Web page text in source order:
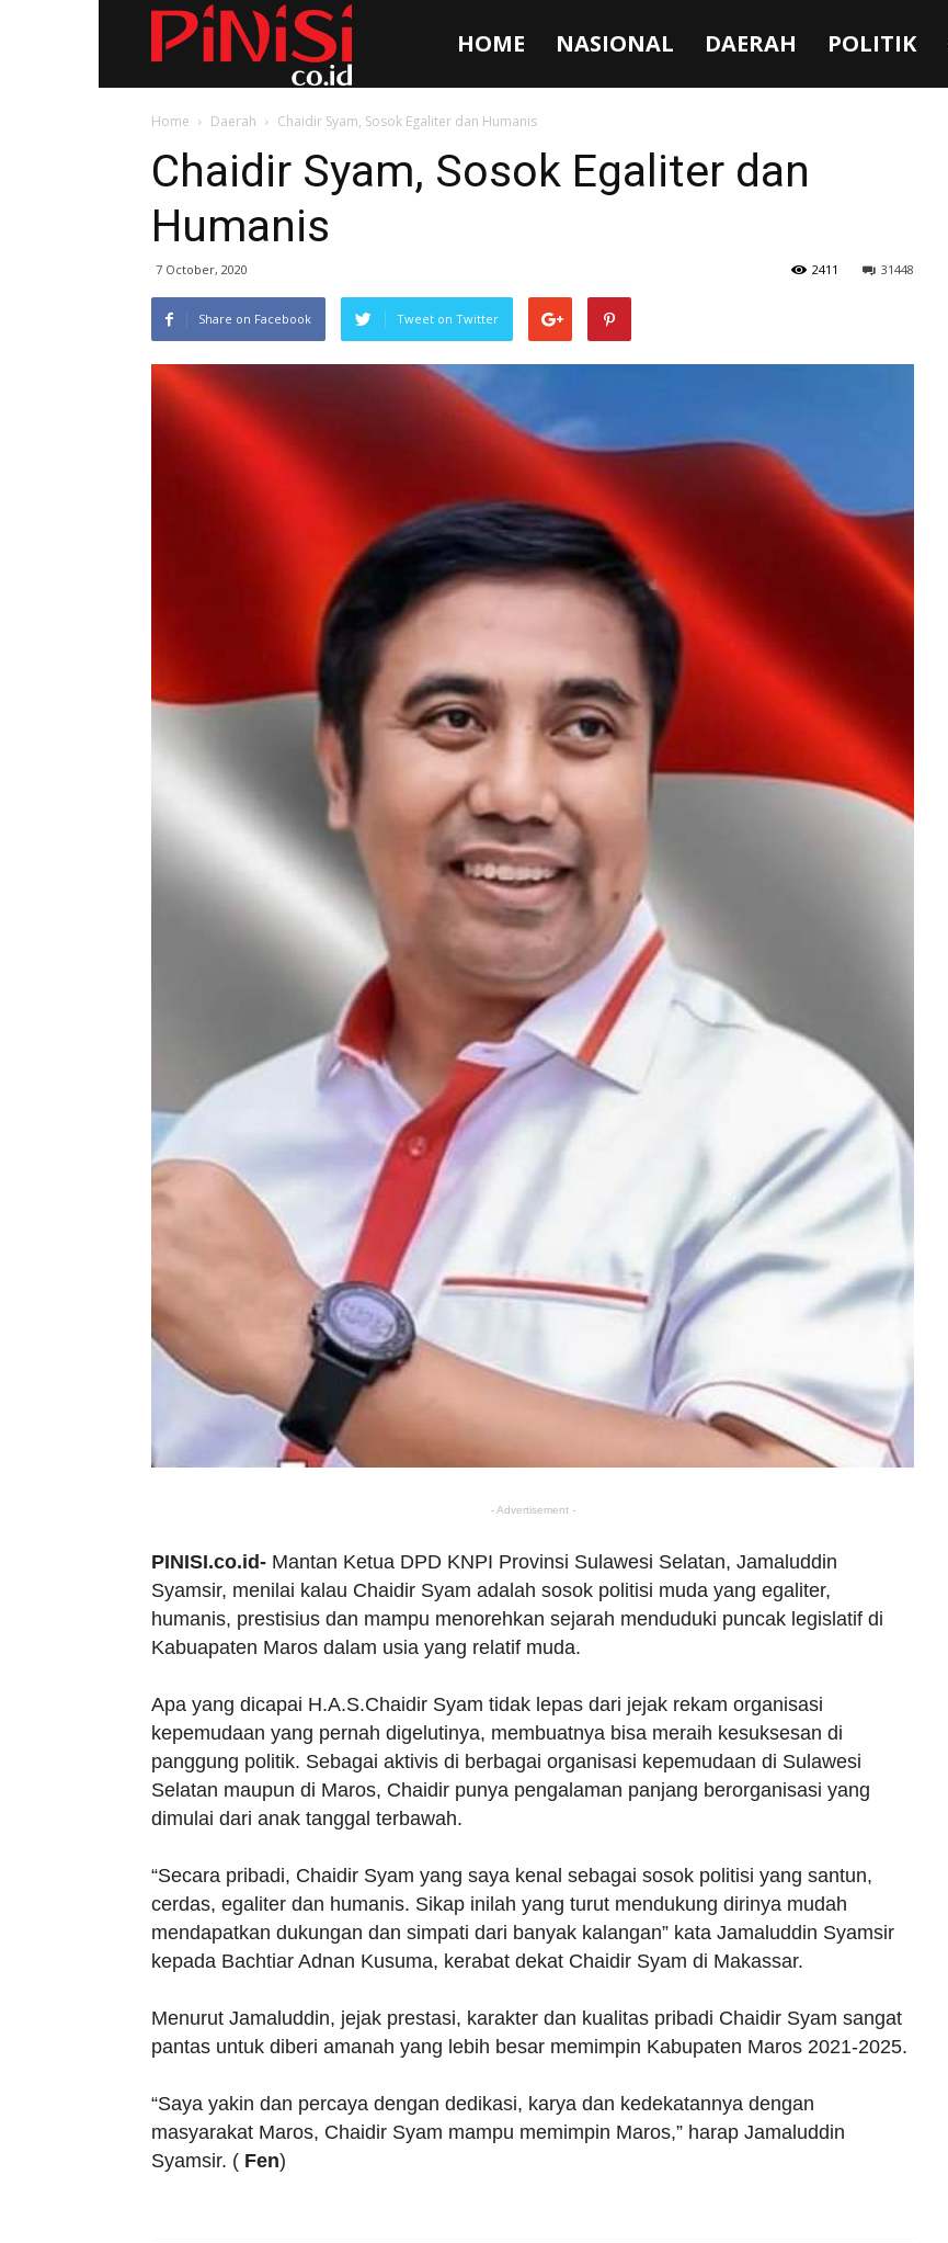
HOME NASIONAL DAERAH POLITIK
Home Daerah Chaidir Syam, Sosok Egaliter dan Humanis
Chaidir Syam, Sosok Egaliter dan
Humanis
7 October, 2020 31448
2411
Share on Facebook Tweet on Twitter
- Advertisement -
PINISI.co.id- Mantan Ketua DPD KNPI Provinsi Sulawesi Selatan, Jamaluddin
Syamsir, menilai kalau Chaidir Syam adalah sosok politisi muda yang egaliter,
humanis, prestisius dan mampu menorehkan sejarah menduduki puncak legislatif di
Kabuapaten Maros dalam usia yang relatif muda.
Apa yang dicapai H.A.S.Chaidir Syam tidak lepas dari jejak rekam organisasi
kepemudaan yang pernah digelutinya, membuatnya bisa meraih kesuksesan di
panggung politik. Sebagai aktivis di berbagai organisasi kepemudaan di Sulawesi
Selatan maupun di Maros, Chaidir punya pengalaman panjang berorganisasi yang
dimulai dari anak tanggal terbawah.
“Secara pribadi, Chaidir Syam yang saya kenal sebagai sosok politisi yang santun,
cerdas, egaliter dan humanis. Sikap inilah yang turut mendukung dirinya mudah
mendapatkan dukungan dan simpati dari banyak kalangan” kata Jamaluddin Syamsir
kepada Bachtiar Adnan Kusuma, kerabat dekat Chaidir Syam di Makassar.
Menurut Jamaluddin, jejak prestasi, karakter dan kualitas pribadi Chaidir Syam sangat
pantas untuk diberi amanah yang lebih besar memimpin Kabupaten Maros 2021-2025.
“Saya yakin dan percaya dengan dedikasi, karya dan kedekatannya dengan
masyarakat Maros, Chaidir Syam mampu memimpin Maros,” harap Jamaluddin
Syamsir. ( Fen)